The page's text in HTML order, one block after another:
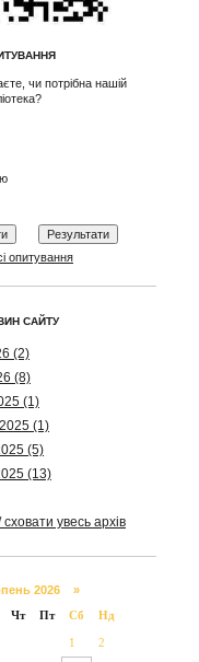
чи потрібна нашій
опитування
САЙТУ
(2)
(8)
(1)
(1)
(5)
(13)
увесь архів
2026 »
Чт Пт Сб Нд
1 2